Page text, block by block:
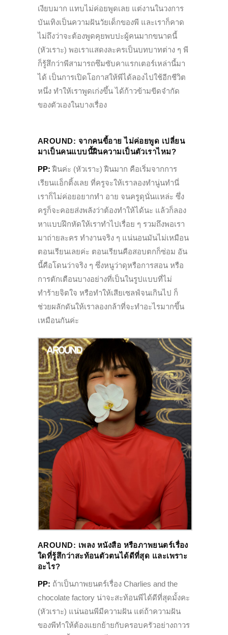
เงียบมาก แทบไม่ค่อยพูดเลย แต่งานในวงการ
บันเทิงเป็นความฝันวัยเด็กของพี และเราก็คาด
ไม่ถึงว่าจะต้องพูดคุยพบปะผู้คนมากขนาดนี้
(หัวเราะ) พอเราแสดงละครเป็นบทบาทต่าง ๆ พี
ก็รู้สึกว่าพีสามารถซึมซับคาแรกเตอร์เหล่านี้มา
ได้ เป็นการเปิดโอกาสให้พีได้ลองไปใช้อีกชีวิต
หนึ่ง ทำให้เราพูดเก่งขึ้น ได้ก้าวข้ามขีดจำกัด
ของตัวเองในบางเรื่อง
AROUND: จากคนขี้อาย ไม่ค่อยพูด เปลี่ยน
มาเป็นคนแบบนี้ฝืนความเป็นตัวเราไหม?
PP: ฝืนค่ะ (หัวเราะ) ฝืนมาก คือเริ่มจากการ
เรียนแอ็กติ้งเลย ที่ครูจะให้เราลองทำนู่นทำนี่
เราก็ไม่ค่อยอยากทำ อาย จนครูดุนั่นแหล่ะ ซึ่ง
ครูก็จะคอยส่งพลังว่าต้องทำให้ได้นะ แล้วก็ลอง
หาแบบฝึกหัดให้เราทำไปเรื่อย ๆ รวมถึงพอเรา
มาถ่ายละคร ทำงานจริง ๆ แน่นอนมันไม่เหมือน
ตอนเรียนเลยค่ะ ตอนเรียนคือสอบตกก็ซ่อม อัน
นี้คือโดนว่าจริง ๆ ซึ่งหนูว่าดุหรือการสอน หรือ
การตักเตือนบางอย่างที่เป็นในรูปแบบที่ไม่
ทำร้ายจิตใจ หรือทำให้เสียเซลฟ์จนเกินไป ก็
ช่วยผลักดันให้เราลองกล้าที่จะทำอะไรมากขึ้น
เหมือนกันค่ะ
AROUND: เพลง หนังสือ หรือภาพยนตร์เรื่อง
ใดที่รู้สึกว่าสะท้อนตัวตนได้ดีที่สุด และเพราะ
อะไร?
PP: ถ้าเป็นภาพยนตร์เรื่อง Charlies and the
chocolate factory น่าจะสะท้อนพีได้ดีที่สุดมั้งคะ
(หัวเราะ) แน่นอนพีมีความฝัน แต่ถ้าความฝัน
ของพีทำให้ต้องแยกย้ายกับครอบครัวอย่างถาวร